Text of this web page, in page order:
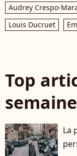
Audrey Crespo-
Louis Ducruet
Top
semaine
La